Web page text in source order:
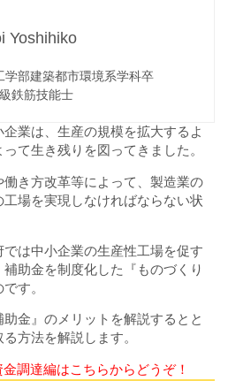
Yoshihiko
学部建築都市環境系学科卒
鉄筋技能士
業は、生産の規模を拡大するよ
て生き残りを図ってきました。
き方改革等によって、製造業の
場を実現しなければならない状
は中小企業の生産性工場を促す
助金を制度化した『ものづくり
す。
金』のメリットを解説するとと
方法を解説します。
調達編はこちらからどうぞ！